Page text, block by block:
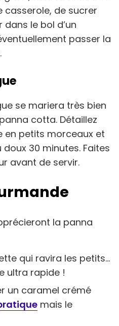
casserole, de sucrer
le bol d’un
passer la
se mariera très bien
cotta. Détaillez
en petits morceaux et
30 minutes. Faites
avant de servir.
la panna
qui ravira les petits…
ultra rapide !
un caramel crémé
mais le